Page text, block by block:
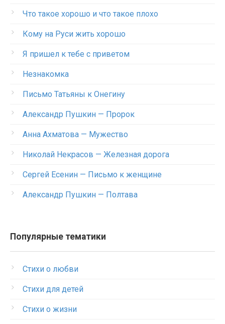
Что такое хорошо и что такое плохо
Кому на Руси жить хорошо
Я пришел к тебе с приветом
Незнакомка
Письмо Татьяны к Онегину
Александр Пушкин — Пророк
Анна Ахматова — Мужество
Николай Некрасов — Железная дорога
Сергей Есенин — Письмо к женщине
Александр Пушкин — Полтава
Популярные тематики
Стихи о любви
Стихи для детей
Стихи о жизни